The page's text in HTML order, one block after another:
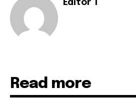
Editor 1
Read more